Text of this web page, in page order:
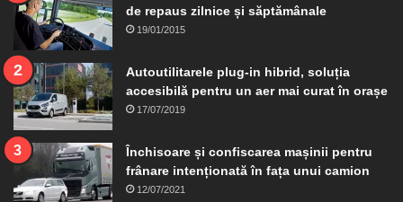
de repaus zilnice și săptămânale
19/01/2015
Autoutilitarele plug-in hibrid, soluția
accesibilă pentru un aer mai curat în orașe
17/07/2019
Închisoare și confiscarea mașinii pentru
frânare intenționată în fața unui camion
12/07/2021